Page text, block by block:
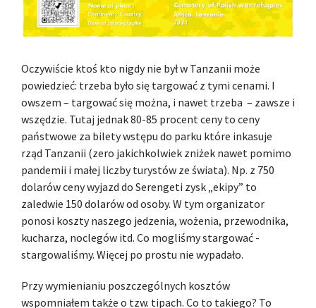
Oczywiście ktoś kto nigdy nie był w Tanzanii może
powiedzieć: trzeba było się targować z tymi cenami. I
owszem – targować się można, i nawet trzeba – zawsze i
wszędzie. Tutaj jednak 80-85 procent ceny to ceny
państwowe za bilety wstępu do parku które inkasuje
rząd Tanzanii (zero jakichkolwiek zniżek nawet pomimo
pandemii i małej liczby turystów ze świata). Np. z 750
dolarów ceny wyjazd do Serengeti zysk „ekipy” to
zaledwie 150 dolarów od osoby. W tym organizator
ponosi koszty naszego jedzenia, wożenia, przewodnika,
kucharza, noclegów itd. Co mogliśmy stargować -
stargowaliśmy. Więcej po prostu nie wypadało.
Przy wymienianiu poszczególnych kosztów
wspomniałem także o tzw. tipach. Co to takiego? To